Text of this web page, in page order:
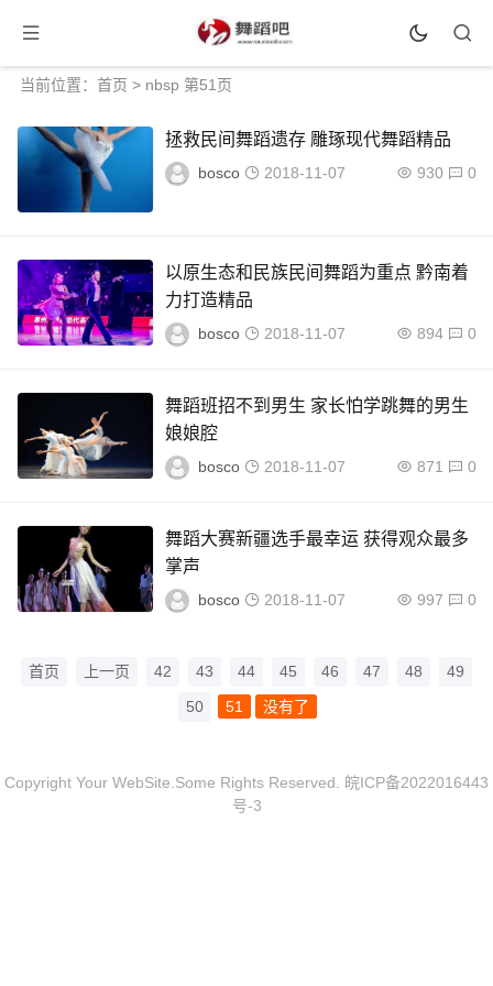
当前位置： 首页 > nbsp 第51页
拯救民间舞蹈遗存 雕琢现代舞蹈精品
bosco 2018-11-07 930 0
以原生态和民族民间舞蹈为重点 黔南着
力打造精品
bosco 2018-11-07 894 0
舞蹈班招不到男生 家长怕学跳舞的男生
娘娘腔
bosco 2018-11-07 871 0
舞蹈大赛新疆选手最幸运 获得观众最多
掌声
bosco 2018-11-07 997 0
首页 上一页 42 43 44 45 46 47 48
49
50
51 没有了
Copyright Your WebSite.Some Rights Reserved. 皖ICP备2022016443
号-3